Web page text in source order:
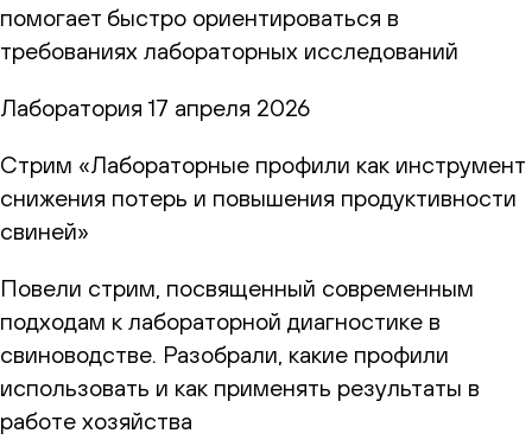
помогает быстро ориентироваться в
требованиях лабораторных исследований
Лаборатория 17 апреля 2026
Стрим «Лабораторные профили как инструмент
снижения потерь и повышения продуктивности
свиней»
Повели стрим, посвященный современным
подходам к лабораторной диагностике в
свиноводстве. Разобрали, какие профили
использовать и как применять результаты в
работе хозяйства